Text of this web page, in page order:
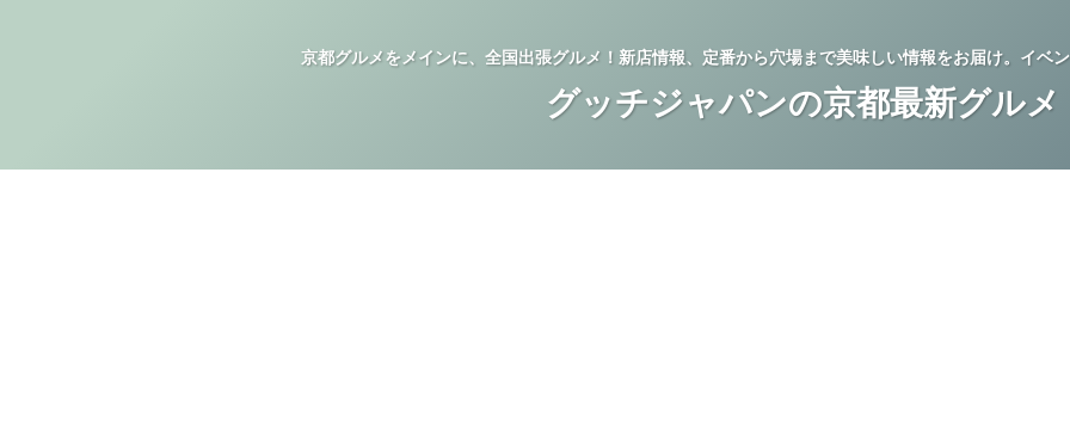
京都グルメをメインに、全国出張グルメ！新店情報、定番から穴場まで美味しい情報をお届け。イベ
グッチジャパンの京都最新グルメ